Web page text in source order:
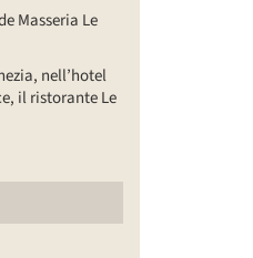
Masseria Le
nell’hotel
il ristorante Le